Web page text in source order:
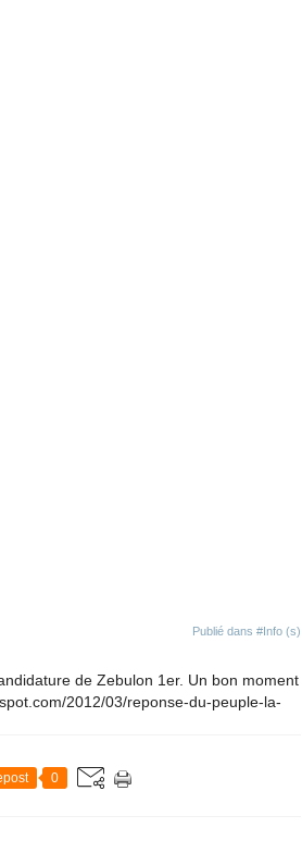
Publié dans #Info (s)
de Zebulon 1er. Un bon moment
2012/03/reponse-du-peuple-la-
0